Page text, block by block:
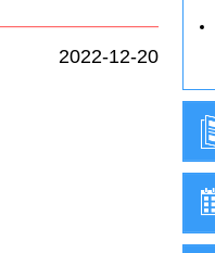
2022-12-20